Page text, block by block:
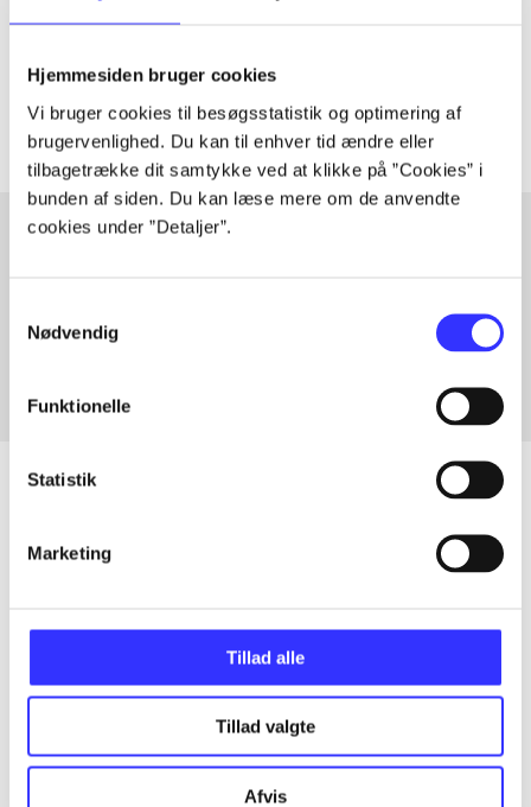
Hjemmesiden bruger cookies
Vi bruger cookies til besøgsstatistik og optimering af
brugervenlighed. Du kan til enhver tid ændre eller
tilbagetrække dit samtykke ved at klikke på ”Cookies” i
bunden af siden. Du kan læse mere om de anvendte
cookies under ”Detaljer”.
Nødvendig
Funktionelle
Statistik
Marketing
Tillad alle
Tillad valgte
Afvis
Artiklerne ihandler ofte om
Fra
Artikler